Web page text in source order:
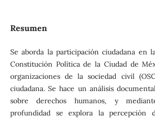
Resumen
Se aborda la participación ciudadana en
Constitución Política de la Ciudad de
organizaciones de la sociedad civil
ciudadana. Se hace un análisis
sobre derechos humanos, y
profundidad se explora la percepción